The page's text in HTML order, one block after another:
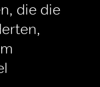
die die